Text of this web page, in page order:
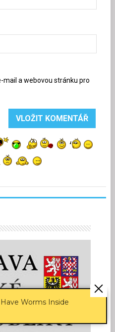
mail a webovou stránku pro
Worms Inside